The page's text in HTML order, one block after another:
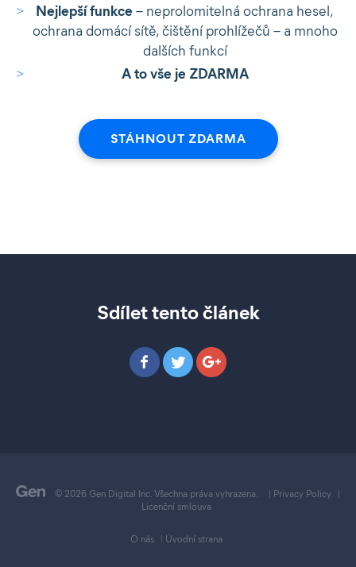
Nejlepší funkce– neprolomitelná ochrana hesel,
ochrana domácí sítě, čištění prohlížečů – a mnoho
dalších funkcí
A to vše je ZDARMA
STÁHNOUT ZDARMA
Sdílet tento článek
© 2026 Gen Digital Inc. Všechna práva vyhrazena. Privacy Policy
Licenční smlouva
O nás Úvodní strana